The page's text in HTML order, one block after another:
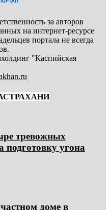
за авторов
на интернет-ресурсе
портала не всегда
"Каспийская
тревожных
угона
доме в